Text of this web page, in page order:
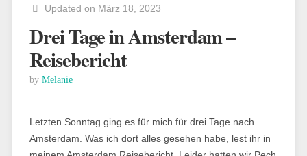
Updated on März 18, 2023
Drei Tage in Amsterdam –
Reisebericht
by Melanie
Letzten Sonntag ging es für mich für drei Tage nach
Amsterdam. Was ich dort alles gesehen habe, lest ihr in